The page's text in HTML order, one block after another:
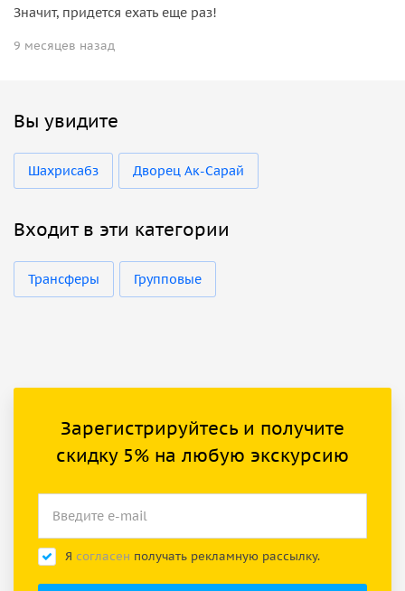
Значит, придется ехать еще раз!
9 месяцев назад
Вы увидите
Шахрисабз Дворец Ак-Сарай
Входит в эти категории
Трансферы Групповые
Зарегистрируйтесь и получите
скидку 5% на любую экскурсию
Я согласен получать рекламную рассылку.